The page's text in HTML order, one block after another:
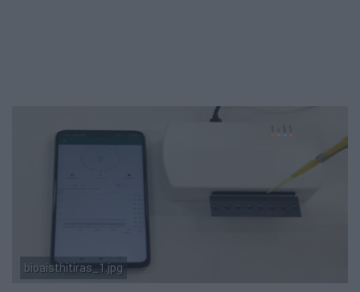
bioaisthitiras_1.jpg
καταγραφής μετρήσεων, τον αναλώσιμο βιοαισθητήρα
ηλεκτροδίων και το στυλεό